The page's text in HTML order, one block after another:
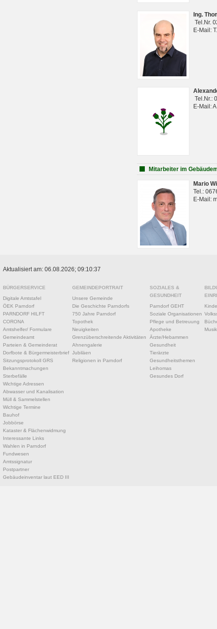
Ing.
Tel.Nr.
E-Mail:
Tel.Nr.:
E-Mail:
Mitarbeiter im
Mario
Tel.:
E-Mail:
Aktualisiert am: 06.08.2026; 09:10:37
BÜRGERSERVICE
Digitale Amtstafel
ÖEK Parndorf
PARNDORF HILFT
CORONA
Amtshelfer/ Formulare
Gemeindeamt
Parteien & Gemeinderat
Dorfbote & Bürgermeisterbrief
Sitzungsprotokoll GRS
Bekanntmachungen
Sterbefälle
Wichtige Adressen
Abwasser und Kanalisation
Müll & Sammelstellen
Wichtige Termine
Bauhof
Jobbörse
Kataster & Flächenwidmung
Interessante Links
Wahlen in Parndorf
Fundwesen
Amtssignatur
Postpartner
Gebäudeinventar laut EED III
GEMEINDEPORTRAIT
Unsere Gemeinde
Die Geschichte Parndorfs
750 Jahre Parndorf
Topothek
Neuigkeiten
Grenzüberschreitende Aktivitäten
Ahnengalerie
Jubiläen
Religionen in Parndorf
SOZIALES &
GESUNDHEIT
Parndorf GEHT
Soziale Organisationen
Pflege und Betreuung
Apotheke
Ärzte/Hebammen
Gesundheit
Tierärzte
Gesundheitsthemen
Leihomas
Gesundes Dorf